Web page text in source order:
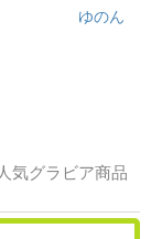
ゆのん
気グラビア商品